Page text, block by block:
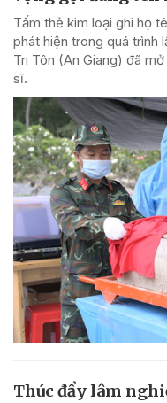
Tấm thẻ kim loại ghi họ
phát hiện trong quá trình
Tri Tôn (An Giang) đã
sĩ.
Thúc đẩy lâm